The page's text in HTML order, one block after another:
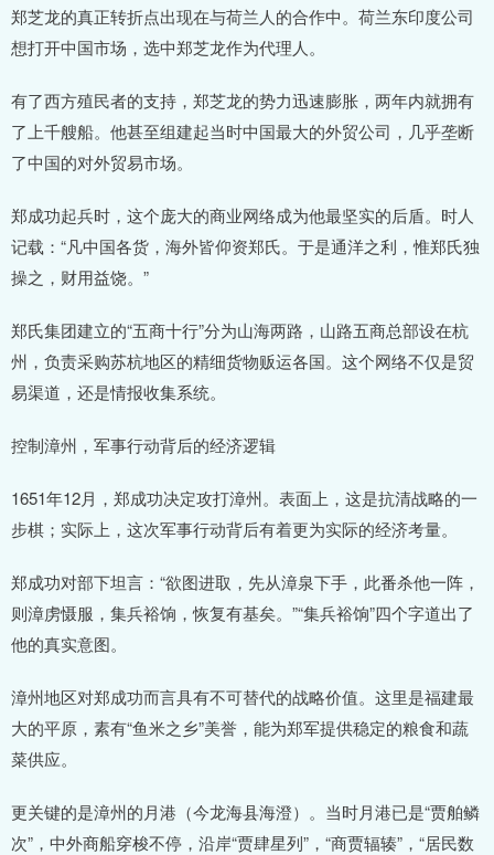
郑芝龙的真正转折点出现在与荷兰人的合作中。荷兰东印度公司
想打开中国市场，选中郑芝龙作为代理人。
有了西方殖民者的支持，郑芝龙的势力迅速膨胀，两年内就拥有
了上千艘船。他甚至组建起当时中国最大的外贸公司，几乎垄断
了中国的对外贸易市场。
郑成功起兵时，这个庞大的商业网络成为他最坚实的后盾。时人
记载：“凡中国各货，海外皆仰资郑氏。于是通洋之利，惟郑氏独
操之，财用益饶。”
郑氏集团建立的“五商十行”分为山海两路，山路五商总部设在杭
州，负责采购苏杭地区的精细货物贩运各国。这个网络不仅是贸
易渠道，还是情报收集系统。
控制漳州，军事行动背后的经济逻辑
1651年12月，郑成功决定攻打漳州。表面上，这是抗清战略的一
步棋；实际上，这次军事行动背后有着更为实际的经济考量。
郑成功对部下坦言：“欲图进取，先从漳泉下手，此番杀他一阵，
则漳虏慑服，集兵裕饷，恢复有基矣。”“集兵裕饷”四个字道出了
他的真实意图。
漳州地区对郑成功而言具有不可替代的战略价值。这里是福建最
大的平原，素有“鱼米之乡”美誉，能为郑军提供稳定的粮食和蔬
菜供应。
更关键的是漳州的月港（今龙海县海澄）。当时月港已是“贾舶鳞
次”，中外商船穿梭不停，沿岸“贾肆星列”，“商贾辐辏”，“居民数